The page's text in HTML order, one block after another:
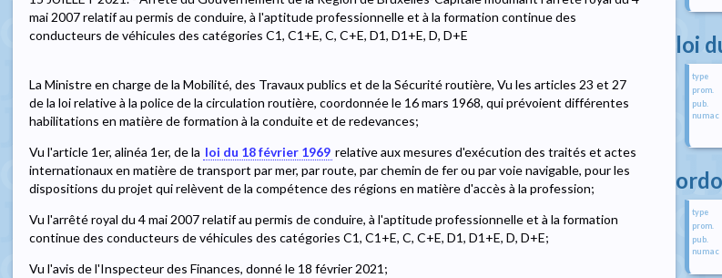
mai 2007 relatif au permis de conduire, à l'aptitude professionnelle et à la formation continue des
conducteurs de véhicules des catégories C1, C1+E, C, C+E, D1, D1+E, D, D+E
La Ministre en charge de la Mobilité, des Travaux publics et de la Sécurité routière, Vu les articles 23 et 27
de la loi relative à la police de la circulation routière, coordonnée le 16 mars 1968, qui prévoient différentes
habilitations en matière de formation à la conduite et de redevances;
Vu l'article 1er, alinéa 1er, de la loi du 18 février 1969 relative aux mesures d'exécution des traités et actes
internationaux en matière de transport par mer, par route, par chemin de fer ou par voie navigable, pour les
dispositions du projet qui relèvent de la compétence des régions en matière d'accès à la profession;
Vu l'arrêté royal du 4 mai 2007 relatif au permis de conduire, à l'aptitude professionnelle et à la formation
continue des conducteurs de véhicules des catégories C1, C1+E, C, C+E, D1, D1+E, D, D+E;
Vu l'avis de l'Inspecteur des Finances, donné le 18 février 2021;
loi
type
prom.
pub.
numac
type
prom.
pub.
numac